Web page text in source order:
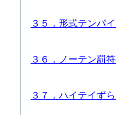
３５．形式テンパ
３６．ノーテン罰
３７．ハイテイず